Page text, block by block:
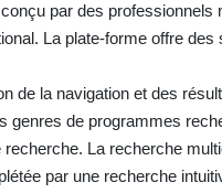
par des professionnels
La plate-forme offre des
de la navigation et des
genres de programmes
La recherche
par une recherche